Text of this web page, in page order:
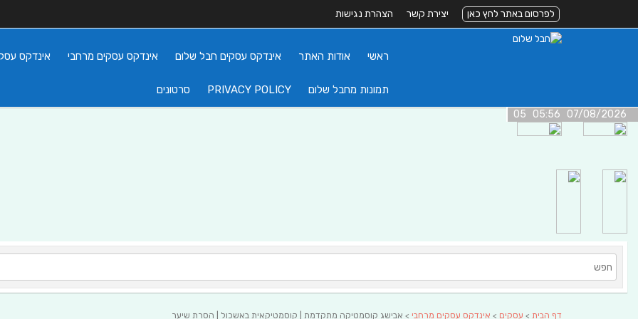
לפרסום באתר לחץ כאן יצירת קשר הצהרת נגישות
ראשי אודות האתר אינדקס עסקים חבל שלום אינדקס עסקים מרחבי אינדקס
תמונות מחבל שלום PRIVACY POLICY סרטונים
07/08/2026 05:56 05
דף הבית > עסקים > אינדקס עסקים מרחבי > אבישג קוסמטיקה מתקדמת | קוסמטיקאית באשכול | הסרת שיער